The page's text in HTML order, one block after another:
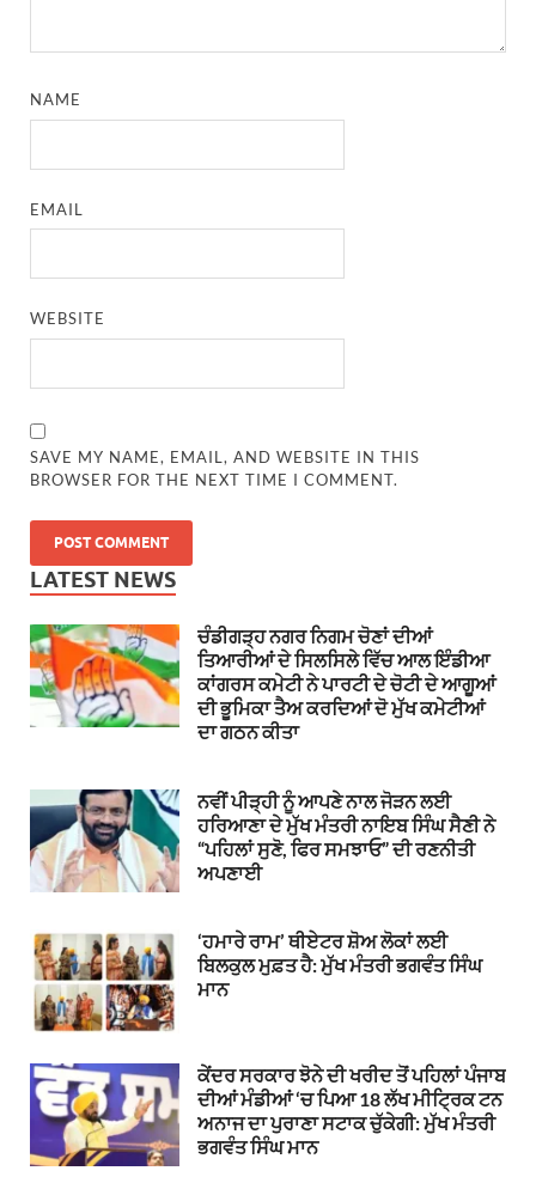
NAME
EMAIL
WEBSITE
SAVE MY NAME, EMAIL, AND WEBSITE IN THIS
BROWSER FOR THE NEXT TIME I COMMENT.
LATEST NEWS
ਚੰਡੀਗੜ੍ਹ ਨਗਰ ਨਿਗਮ ਚੋਣਾਂ ਦੀਆਂ
ਤਿਆਰੀਆਂ ਦੇ ਸਿਲਸਿਲੇ ਵਿੱਚ ਆਲ ਇੰਡੀਆ
ਕਾਂਗਰਸ ਕਮੇਟੀ ਨੇ ਪਾਰਟੀ ਦੇ ਚੋਟੀ ਦੇ ਆਗੂਆਂ
ਦੀ ਭੂਮਿਕਾ ਤੈਅ ਕਰਦਿਆਂ ਦੋ ਮੁੱਖ ਕਮੇਟੀਆਂ
ਦਾ ਗਠਨ ਕੀਤਾ
ਨਵੀਂ ਪੀੜ੍ਹੀ ਨੂੰ ਆਪਣੇ ਨਾਲ ਜੋੜਨ ਲਈ
ਹਰਿਆਣਾ ਦੇ ਮੁੱਖ ਮੰਤਰੀ ਨਾਇਬ ਸਿੰਘ ਸੈਣੀ ਨੇ
“ਪਹਿਲਾਂ ਸੁਣੋ, ਫਿਰ ਸਮਝਾਓ” ਦੀ ਰਣਨੀਤੀ
ਅਪਣਾਈ
‘ਹਮਾਰੇ ਰਾਮ’ ਥੀਏਟਰ ਸ਼ੋਅ ਲੋਕਾਂ ਲਈ
ਬਿਲਕੁਲ ਮੁਫ਼ਤ ਹੈ: ਮੁੱਖ ਮੰਤਰੀ ਭਗਵੰਤ ਸਿੰਘ
ਮਾਨ
ਕੇਂਦਰ ਸਰਕਾਰ ਝੋਨੇ ਦੀ ਖਰੀਦ ਤੋਂ ਪਹਿਲਾਂ ਪੰਜਾਬ
ਦੀਆਂ ਮੰਡੀਆਂ ‘ਚ ਪਿਆ 18 ਲੱਖ ਮੀਟ੍ਰਿਕ ਟਨ
ਅਨਾਜ ਦਾ ਪੁਰਾਣਾ ਸਟਾਕ ਚੁੱਕੇਗੀ: ਮੁੱਖ ਮੰਤਰੀ
ਭਗਵੰਤ ਸਿੰਘ ਮਾਨ